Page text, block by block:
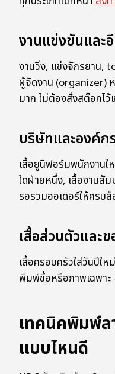
งานแข่งขันและ
งานวิ่ง, แข่งจักรยาน,
ผู้จัดงาน (organizer)
มาก ไม่ต้องสั่งสต็อกไว้
บริษัทและองค์ก
เสื้อยูนิฟอร์มพนักงานใ
ใดฝ่ายหนึ่ง, เสื้องานสั
รอรวมออเดอร์ให้ครบ
เสื้อส่วนตัวและ
เสื้อครอบครัวใส่วันปีใ
พิมพ์ชื่อหรือภาพเฉพา
เทคนิคพิมพ์ล
แบบไหนดี